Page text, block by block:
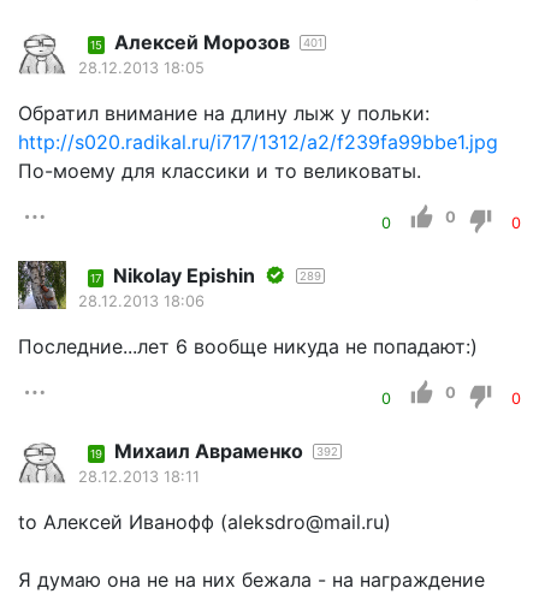
15 Алексей Морозов 401
28.12.2013 18:05
Обратил внимание на длину лыж у польки:
http://s020.radikal.ru/i717/1312/a2/f239fa99bbe1.jpg
По-моему для классики и то великоваты.
0 0 0
17 Nikolay Epishin 289
28.12.2013 18:06
Последние...лет 6 вообще никуда не попадают:)
0 0 0
19 Михаил Авраменко 392
28.12.2013 18:11
to Алексей Иванофф (aleksdro@mail.ru)
Я думаю она не на них бежала - на награждение